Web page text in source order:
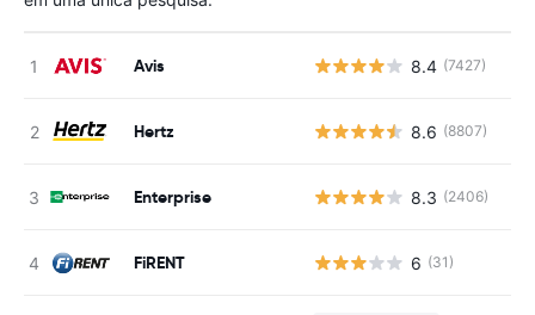
Avis 8.4 (7427)
Hertz 8.6 (8807)
Enterprise 8.3 (2406)
FiRENT 6 (31)